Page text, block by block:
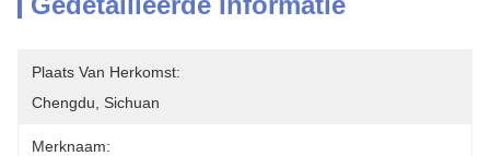
Plaats Van Herkomst:
Chengdu, Sichuan
Merknaam: